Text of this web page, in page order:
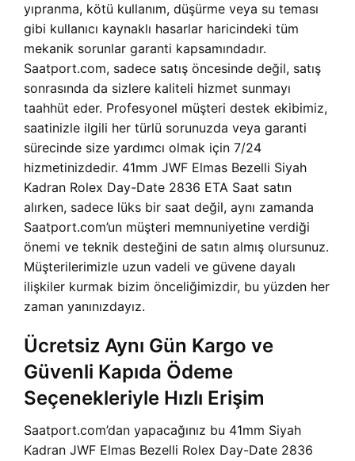
yıpranma, kötü kullanım, düşürme veya su teması
gibi kullanıcı kaynaklı hasarlar haricindeki tüm
mekanik sorunlar garanti kapsamındadır.
Saatport.com, sadece satış öncesinde değil, satış
sonrasında da sizlere kaliteli hizmet sunmayı
taahhüt eder. Profesyonel müşteri destek ekibimiz,
saatinizle ilgili her türlü sorunuzda veya garanti
sürecinde size yardımcı olmak için 7/24
hizmetinizdedir. 41mm JWF Elmas Bezelli Siyah
Kadran Rolex Day-Date 2836 ETA Saat satın
alırken, sadece lüks bir saat değil, aynı zamanda
Saatport.com’un müşteri memnuniyetine verdiği
önemi ve teknik desteğini de satın almış olursunuz.
Müşterilerimizle uzun vadeli ve güvene dayalı
ilişkiler kurmak bizim önceliğimizdir, bu yüzden her
zaman yanınızdayız.
Ücretsiz Aynı Gün Kargo ve
Güvenli Kapıda Ödeme
Seçenekleriyle Hızlı Erişim
Saatport.com’dan yapacağınız bu 41mm Siyah
Kadran JWF Elmas Bezelli Rolex Day-Date 2836